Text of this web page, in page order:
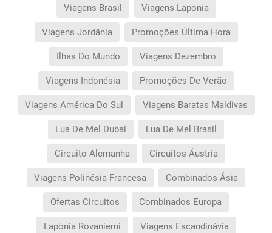
Viagens Brasil Viagens Laponia
Viagens Jordânia Promoções Última Hora
Ilhas Do Mundo Viagens Dezembro
Viagens Indonésia Promoções De Verão
Viagens América Do Sul Viagens Baratas Maldivas
Lua De Mel Dubai Lua De Mel Brasil
Circuito Alemanha Circuitos Áustria
Viagens Polinésia Francesa Combinados Ásia
Ofertas Circuitos Combinados Europa
Lapónia Rovaniemi Viagens Escandinávia